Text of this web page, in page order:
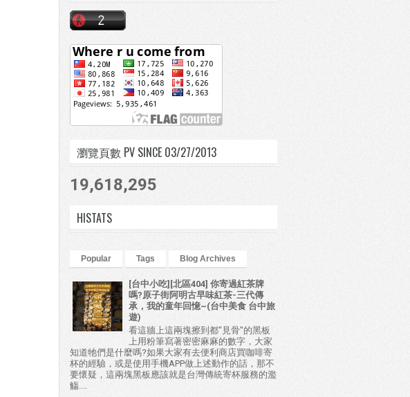
瀏覽頁數 PV SINCE 03/27/2013
19,618,295
HISTATS
Popular Tags Blog Archives
[台中小吃][北區404] 你寄過紅茶牌
嗎?原子街阿明古早味紅茶-三代傳
承，我的童年回憶~(台中美食 台中旅
遊)
看這牆上這兩塊擦到都"見骨"的黑板
上用粉筆寫著密密麻麻的數字，大家
知道牠們是什麼嗎?如果大家有去便利商店買咖啡寄
杯的經驗，或是使用手機APP做上述動作的話，那不
要懷疑，這兩塊黑板應該就是台灣傳統寄杯服務的濫
觴....